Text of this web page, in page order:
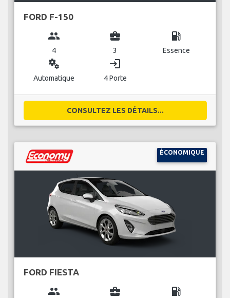
FORD F-150
group
4
business_center
3
local_gas_station
Essence
miscellaneous_services
Automatique
login
4 Porte
CONSULTEZ LES DÉTAILS...
ÉCONOMIQUE
FORD FIESTA
group business_center local_gas_station